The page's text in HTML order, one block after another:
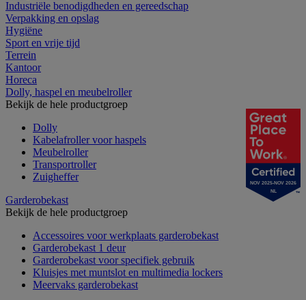
Industriële benodigdheden en gereedschap
Verpakking en opslag
Hygiëne
Sport en vrije tijd
Terrein
Kantoor
Horeca
Dolly, haspel en meubelroller
Bekijk de hele productgroep
Dolly
Kabelafroller voor haspels
Meubelroller
Transportroller
Zuigheffer
Garderobekast
Bekijk de hele productgroep
Accessoires voor werkplaats garderobekast
Garderobekast 1 deur
Garderobekast voor specifiek gebruik
Kluisjes met muntslot en multimedia lockers
Meervaks garderobekast
NOV 2025-NOV 2026
NL